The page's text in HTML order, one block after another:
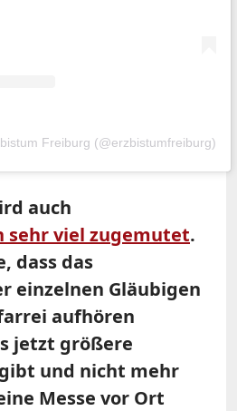
Freiburg (@erzbistumfreiburg)
auch
sehr viel zugemutet.
dass das
einzelnen Gläubigen
aufhören
jetzt größere
und nicht mehr
Messe vor Ort